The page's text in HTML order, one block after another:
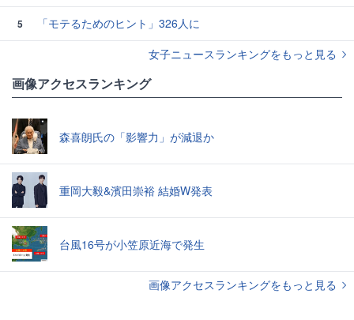
5
「モテるためのヒント」326人に
女子ニュースランキングをもっと見る
画像アクセスランキング
森喜朗氏の「影響力」が減退か
重岡大毅&濱田崇裕 結婚W発表
台風16号が小笠原近海で発生
画像アクセスランキングをもっと見る